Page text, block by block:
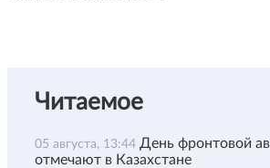
Читаемое
05 августа, 13:44 День фронтовой
отмечают в Казахстане